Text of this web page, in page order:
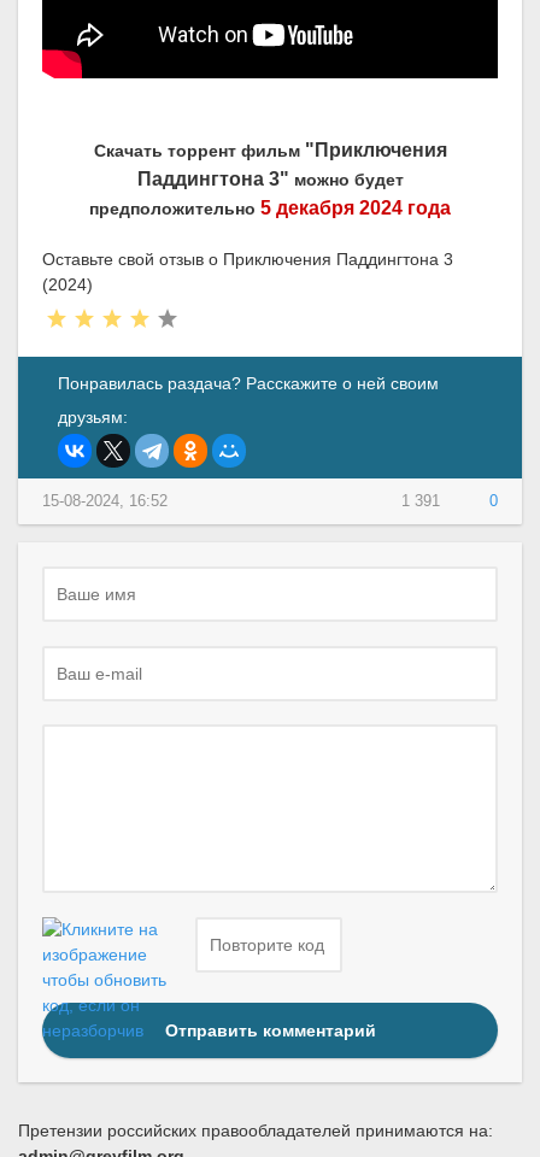
Скачать торрент фильм "Приключения
Паддингтона 3" можно будет
предположительно 5 декабря 2024 года
Оставьте свой отзыв о Приключения Паддингтона 3
(2024)
Понравилась раздача? Расскажите о ней своим
друзьям:
1 391 0
15-08-2024, 16:52
Отправить комментарий
Претензии российских правообладателей принимаются на: